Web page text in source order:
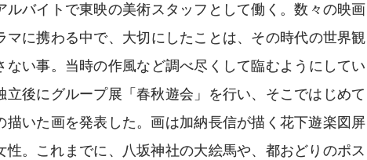
ルバイトで東映の美術スタッフとして働く。数々の映画
マに携わる中で、大切にしたことは、その時代の世界観
ない事。当時の作風など調べ尽くして臨むようにしてい
立後にグループ展「春秋遊会」を行い、そこではじめて
描いた画を発表した。画は加納長信が描く花下遊楽図屏
性。これまでに、八坂神社の大絵馬や、都おどりのポス